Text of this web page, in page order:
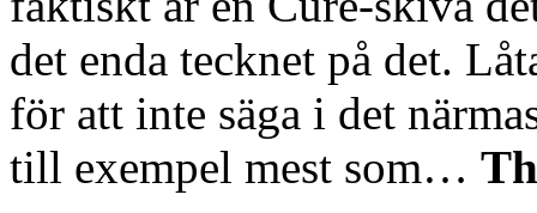
det enda tecknet på det.
för att inte säga i det
till exempel mest som…